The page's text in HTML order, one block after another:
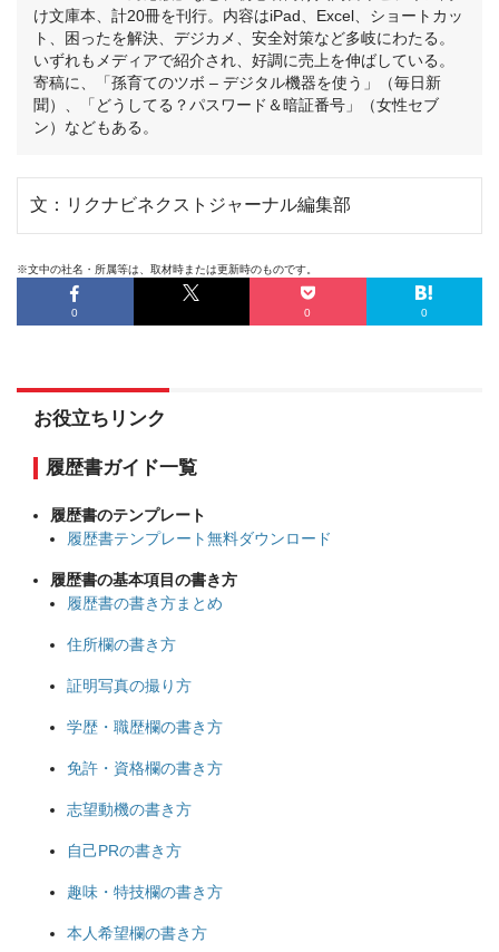
け文庫本、計20冊を刊行。内容はiPad、Excel、ショートカッ
ト、困ったを解決、デジカメ、安全対策など多岐にわたる。
いずれもメディアで紹介され、好調に売上を伸ばしている。
寄稿に、「孫育てのツボ – デジタル機器を使う」（毎日新
聞）、「どうしてる？パスワード＆暗証番号」（女性セブ
ン）などもある。
文：リクナビネクストジャーナル編集部
※文中の社名・所属等は、取材時または更新時のものです。
0 0 0
お役立ちリンク
履歴書ガイド一覧
履歴書のテンプレート
履歴書テンプレート無料ダウンロード
履歴書の基本項目の書き方
履歴書の書き方まとめ
住所欄の書き方
証明写真の撮り方
学歴・職歴欄の書き方
免許・資格欄の書き方
志望動機の書き方
自己PRの書き方
趣味・特技欄の書き方
本人希望欄の書き方